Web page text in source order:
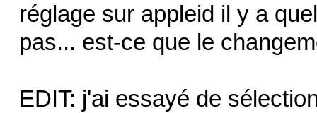
réglage sur appleid il y a
pas... est-ce que le
EDIT: j'ai essayé de